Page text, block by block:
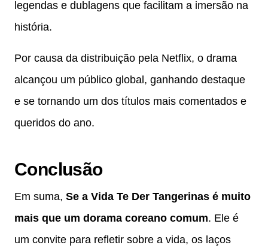
legendas e dublagens que facilitam a imersão na
história.
Por causa da distribuição pela Netflix, o drama
alcançou um público global, ganhando destaque
e se tornando um dos títulos mais comentados e
queridos do ano.
Conclusão
Em suma, Se a Vida Te Der Tangerinas é muito
mais que um dorama coreano comum. Ele é
um convite para refletir sobre a vida, os laços